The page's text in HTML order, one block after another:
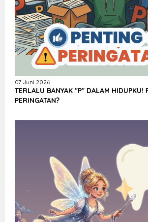
07 Juni 2026
TERLALU BANYAK "P" DALAM HIDUPKU!
PERINGATAN?